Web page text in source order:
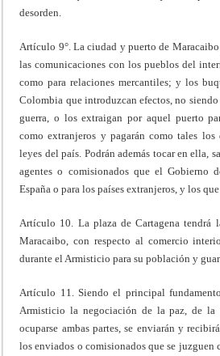
desorden.
Artículo 9°. La ciudad y puerto de
las comunicaciones con los pueblos del
como para relaciones mercantiles; y los
Colombia que introduzcan efectos, no
guerra, o los extraigan por aquel puerto
como extranjeros y pagarán como tales los
leyes del país. Podrán además tocar en ella,
agentes o comisionados que el Gobierno
España o para los países extranjeros, y los que
Artículo 10. La plaza de Cartagena tendrá
Maracaibo, con respecto al comercio
durante el Armisticio para su población y
Artículo 11. Siendo el principal
Armisticio la negociación de la paz, de la
ocuparse ambas partes, se enviarán y
los enviados o comisionados que se juzguen